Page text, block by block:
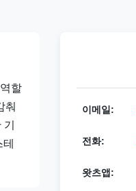
할
춰
이메일:
전화:
왓츠앱: